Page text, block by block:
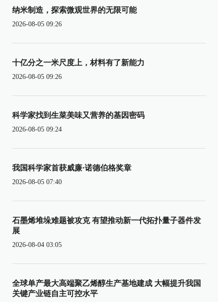
纳米制造，探索微观世界的无限可能
2026-08-05 09:26
十亿分之一米尺度上，材料有了新能力
2026-08-05 09:26
科学家找到生菜美味又营养的基因密码
2026-08-05 09:24
我国科学家首获威廉·诺德伯格奖章
2026-08-05 07:40
石墨烯堆垛难题被攻克 有望推动新一代拓扑量子器件发
展
2026-08-04 03:05
全球单产最大高端聚乙烯醇生产基地建成 大幅提升我国
关键产业链自主可控水平